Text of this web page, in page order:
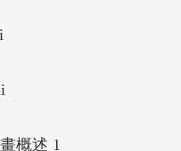
情境描述與資料庫之參
與評估模式，並應用於
族群等應用也可再有其
暴露評估情境以外，建
據未來可作為新的機器
概述 1